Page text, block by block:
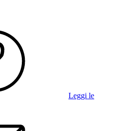
Leggi le